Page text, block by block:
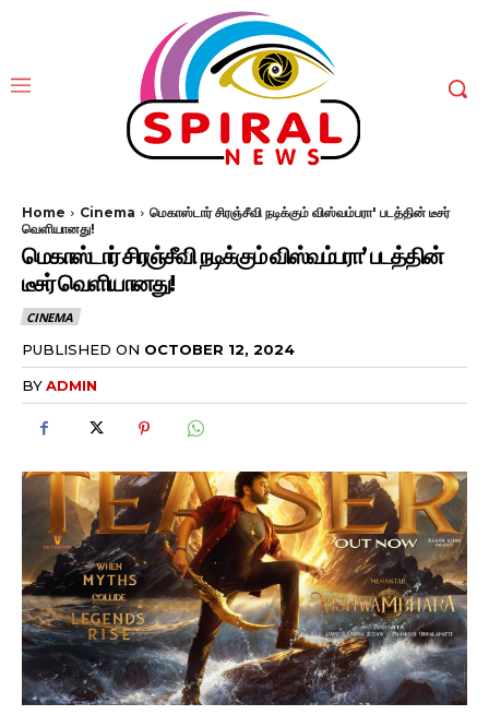
Home Cinema
மெகாஸ்டார் சிரஞ்சீவி நடிக்கும் விஸ்வம்பரா' படத்தின் டீசர்
வெளியானது!
மெகாஸ்டார் சிரஞ்சீவி நடிக்கும் விஸ்வம்பரா’ படத்தின்
டீசர் வெளியானது!
CINEMA
PUBLISHED ON OCTOBER 12, 2024
BYADMIN